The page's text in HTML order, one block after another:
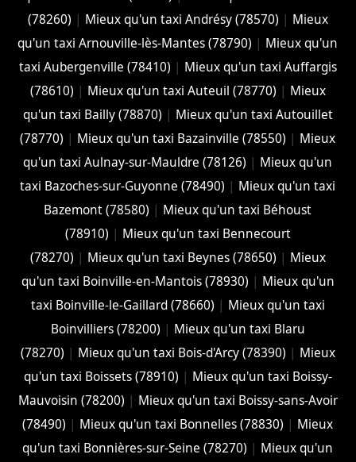
(78260) | Mieux qu'un taxi Andrésy (78570) | Mieux
qu'un taxi Arnouville-lès-Mantes (78790) | Mieux qu'un
taxi Aubergenville (78410) | Mieux qu'un taxi Auffargis
(78610) | Mieux qu'un taxi Auteuil (78770) | Mieux
qu'un taxi Bailly (78870) | Mieux qu'un taxi Autouillet
(78770) | Mieux qu'un taxi Bazainville (78550) | Mieux
qu'un taxi Aulnay-sur-Mauldre (78126) | Mieux qu'un
taxi Bazoches-sur-Guyonne (78490) | Mieux qu'un taxi
Bazemont (78580) | Mieux qu'un taxi Béhoust
(78910) | Mieux qu'un taxi Bennecourt
(78270) | Mieux qu'un taxi Beynes (78650) | Mieux
qu'un taxi Boinville-en-Mantois (78930) | Mieux qu'un
taxi Boinville-le-Gaillard (78660) | Mieux qu'un taxi
Boinvilliers (78200) | Mieux qu'un taxi Blaru
(78270) | Mieux qu'un taxi Bois-d'Arcy (78390) | Mieux
qu'un taxi Boissets (78910) | Mieux qu'un taxi Boissy-
Mauvoisin (78200) | Mieux qu'un taxi Boissy-sans-Avoir
(78490) | Mieux qu'un taxi Bonnelles (78830) | Mieux
qu'un taxi Bonnières-sur-Seine (78270) | Mieux qu'un